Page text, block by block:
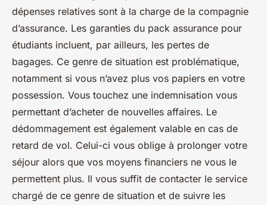
dépenses relatives sont à la charge de la compagnie
d’assurance. Les garanties du pack assurance pour
étudiants incluent, par ailleurs, les pertes de
bagages. Ce genre de situation est problématique,
notamment si vous n’avez plus vos papiers en votre
possession. Vous touchez une indemnisation vous
permettant d’acheter de nouvelles affaires. Le
dédommagement est également valable en cas de
retard de vol. Celui-ci vous oblige à prolonger votre
séjour alors que vos moyens financiers ne vous le
permettent plus. Il vous suffit de contacter le service
chargé de ce genre de situation et de suivre les